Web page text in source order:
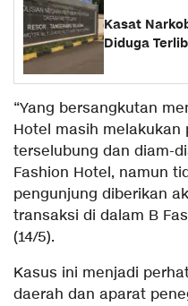
Kasat
Diduga
“Yang bersangkutan
Hotel masih
terselubung dan diam-
Fashion Hotel, namun
pengunjung diberikan
transaksi di dalam B
(14/5).
Kasus ini menjadi
daerah dan aparat